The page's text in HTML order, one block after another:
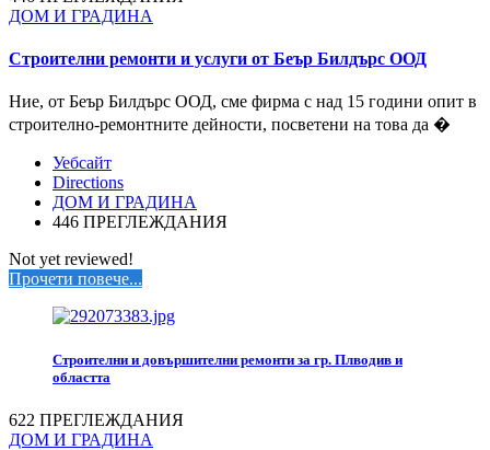
ДОМ И ГРАДИНА
Строителни ремонти и услуги от Беър Билдърс ООД
Ние, от Беър Билдърс ООД, сме фирма с над 15 години опит в
строително-ремонтните дейности, посветени на това да �
Уебсайт
Directions
ДОМ И ГРАДИНА
446 ПРЕГЛЕЖДАНИЯ
Not yet reviewed!
Прочети повече...
Строителни и довършителни ремонти за гр. Плводив и
областта
622 ПРЕГЛЕЖДАНИЯ
ДОМ И ГРАДИНА